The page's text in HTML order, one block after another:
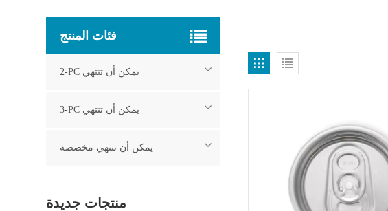
فئات المنتج
2-PC يمكن أن تنتهي
3-PC يمكن أن تنتهي
يمكن أن تنتهي مخصصة
منتجات جديدة